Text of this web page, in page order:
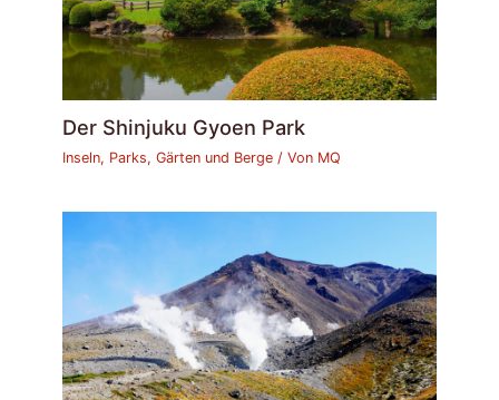
Der Shinjuku Gyoen Park
Inseln, Parks, Gärten und Berge / Von MQ